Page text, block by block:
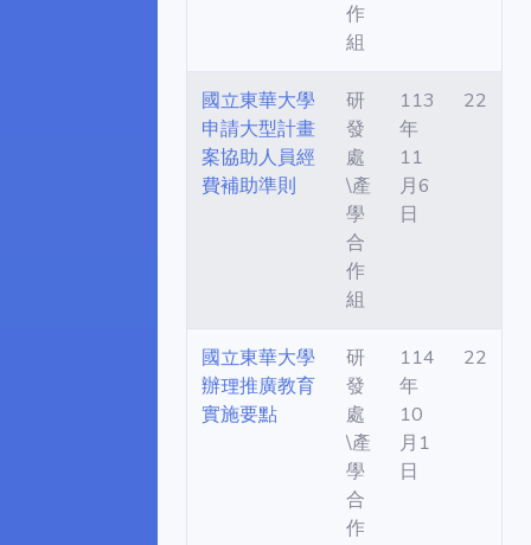
作
組
國立東華大學
申請大型計畫
案協助人員經
費補助準則
研
發
處
\產
學
合
作
組
113
年
11
月6
日
22
國立東華大學
辦理推廣教育
實施要點
研
發
處
\產
學
合
作
114
年
10
月1
日
22